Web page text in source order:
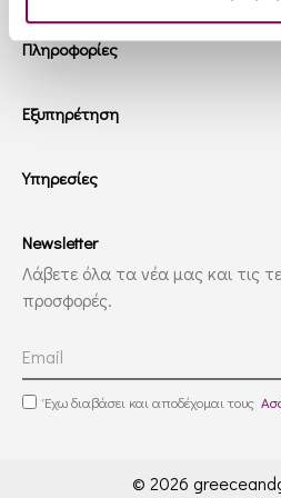
Πληροφορίες
Εξυπηρέτηση
Υπηρεσίες
Newsletter
Λάβετε όλα τα νέα μας και τις
προσφορές.
Έχω διαβάσει και αποδέχομαι τους
© 2026